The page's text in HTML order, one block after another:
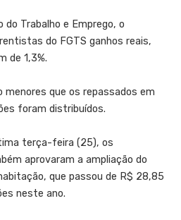
do Trabalho e Emprego, o
do FGTS ganhos reais,
de 1,3%.
menores que os repassados em
foram distribuídos.
terça-feira (25), os
aprovaram a ampliação do
que passou de R$ 28,85
neste ano.